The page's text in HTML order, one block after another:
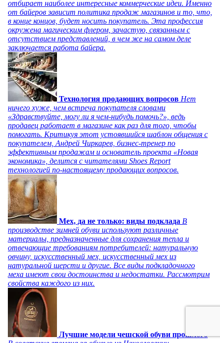
отбирает наиболее интересные коммерческие идеи. Именно
от байеров зависит политика продаж магазинов и то, что,
в конце концов, будет носить покупатель. Эта профессия
окружена магическим флером, зачастую, связанным с
отсутствием представлений, в чем же на самом деле
заключается работа байера.
Технология продающих вопросов Нет
ничего хуже, чем встреча покупателя словами
«Здравствуйте, могу ли я чем-нибудь помочь?», ведь
продавец работает в магазине как раз для того, чтобы
помогать. Критикуя этот устоявшийся шаблон общения с
покупателем, Андрей Чиркарев, бизнес-тренер по
эффективным продажам и основатель проекта «Новая
экономика», делится с читателями Shoes Report
технологией по-настоящему продающих вопросов.
Мех, да не только: виды подклада В
производстве зимней обуви используют различные
материалы, предназначенные для сохранения тепла и
отвечающие требованиям потребителей: натуральную
овчину, искусственный мех, искусственный мех из
натуральной шерсти и другие. Все виды подкладочного
меха имеют свои достоинства и недостатки. Рассмотрим
свойства каждого из них.
Лучшие модели чешской обуви прошлого